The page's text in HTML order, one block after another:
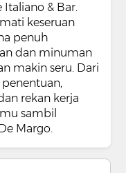
Italiano & Bar.
keseruan
penuh
dan minuman
makin seru. Dari
rekan kerja
sambil
Margo.